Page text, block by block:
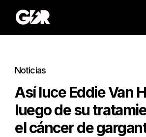
Noticias
Así luce Eddie Van
luego de su
el cáncer de